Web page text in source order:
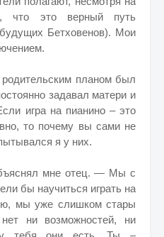
что это верный путь
Бетховенов). Мои
планом был
задавал матери и
игра на пианино – это
то почему вы сами не
я у них.
мне отец. — Мы с
бы научиться играть на
мы уже слишком стары
ни возможностей, ни